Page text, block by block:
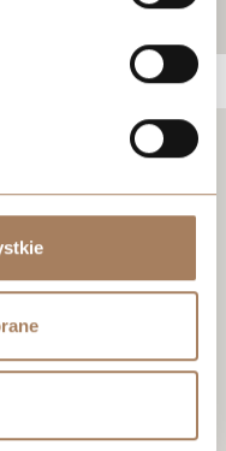
price